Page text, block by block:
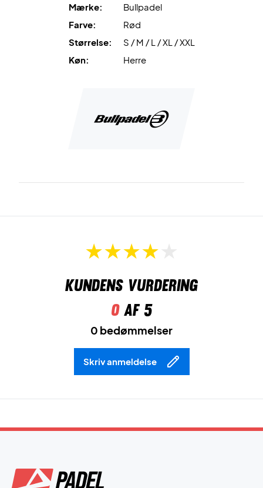
Mærke:
Bullpadel
Farve:
Rød
Størrelse:
S / M / L / XL / XXL
Køn:
Herre
Kundens vurdering
0af 5
0 bedømmelser
Skriv anmeldelse